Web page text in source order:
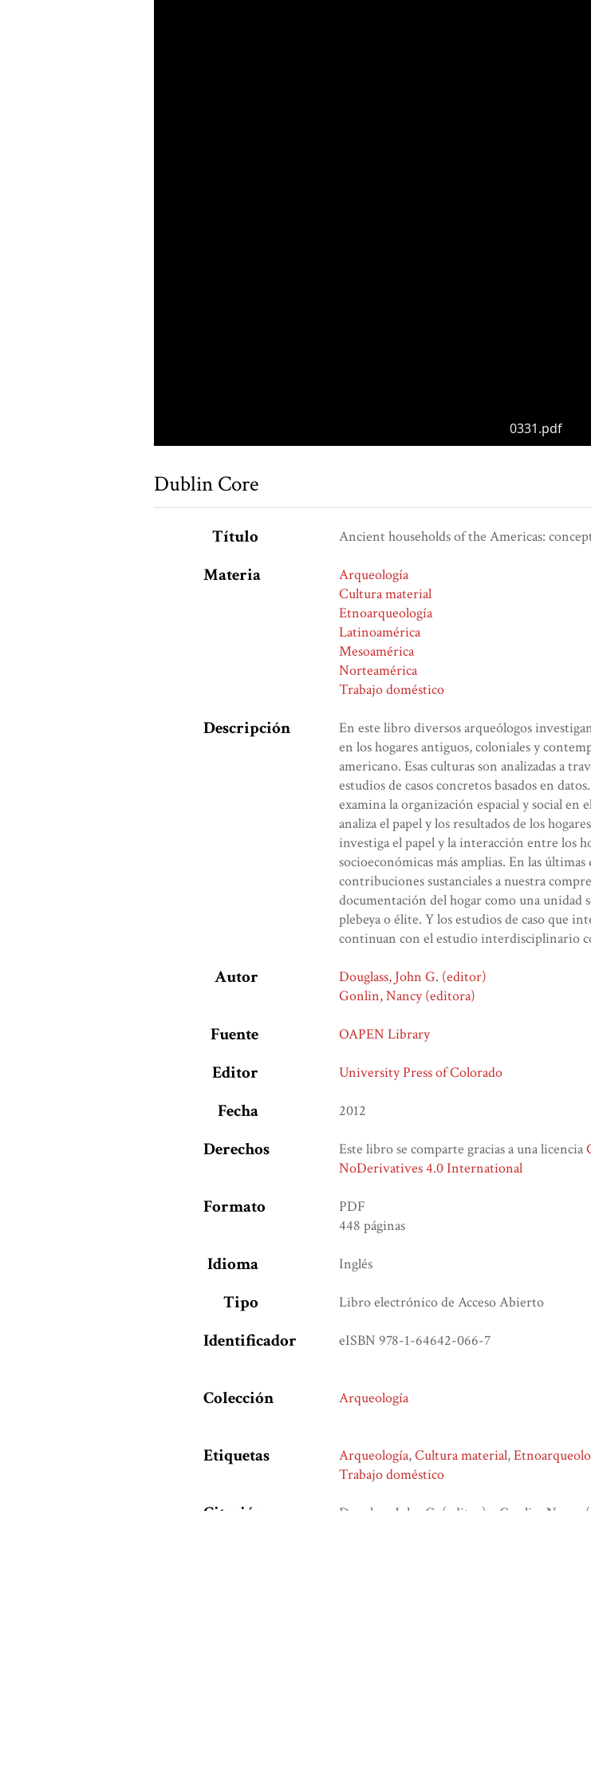
0331.pdf
Dublin Core
Título Ancient households of the Americas:
Materia
Arqueología
Cultura material
Etnoarqueología
Latinoamérica
Mesoamérica
Norteamérica
Trabajo doméstico
Descripción
En este libro diversos arqueólogos
en los hogares antiguos, coloniales y
americano. Esas culturas son analizadas a
estudios de casos concretos basados ​​en
examina la organización espacial y social
analiza el papel y los resultados de los
investiga el papel y la interacción entre los
socioeconómicas más amplias. En las
contribuciones sustanciales a nuestra
documentación del hogar como una unidad
plebeya o élite. Y los estudios de caso que
continuan con el estudio interdisciplinario
Autor
Douglass, John G. (editor)
Gonlin, Nancy (editora)
Fuente OAPEN Library
Editor University Press of Colorado
Fecha 2012
Derechos Este libro se comparte gracias a una licencia
NoDerivatives 4.0 International
Formato
PDF
448 páginas
Idioma Inglés
Tipo Libro electrónico de Acceso Abierto
Identificador eISBN 978-1-64642-066-7
Colección Arqueología
Etiquetas Arqueología,Cultura material,
Trabajo doméstico
Citación
Douglass, John G. (editor) y Gonlin, Nancy